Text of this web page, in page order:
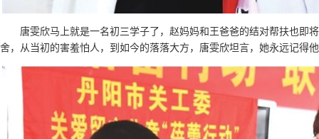
唐雯欣马上就是一名初三学子了，赵妈妈和王爸爸的结对帮扶也即
舍，从当初的害羞怕人，到如今的落落大方，唐雯欣坦言，她永远记得